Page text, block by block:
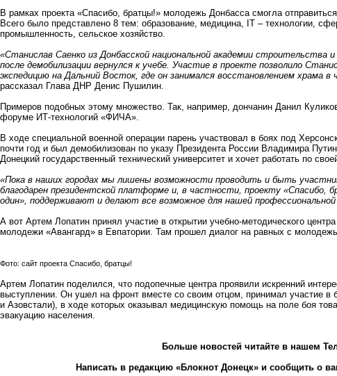
В рамках проекта «Спасибо, братцы!» молодежь Донбасса смогла
Всего было представлено 8 тем: образование, медицина, IT – технологии,
промышленность, сельское хозяйство.
«Станислав Саенко из Донбасской национальной академии строительства
после демобилизации вернулся к учебе. Участие в проекте позволило
экспедицию на Дальний Восток, где он занимался восстановлением
рассказал Глава ДНР Денис Пушилин.
Примеров подобных этому множество. Так, например, дончанин Данил
форуме ИТ-технологий «ФИЧА».
В ходе специальной военной операции парень участвовал в боях под
почти год и был демобилизован по указу Президента России Владимира
Донецкий государственный технический университет и хочет работать по
«Пока в наших городах мы лишены возможности проводить и быть
благодарен президентской платформе и, в частности, проекту
один», поддерживают и делают все возможное для нашей профессиональной
А вот Артем Лопатин принял участие в открытии учебно-методического
молодежи «Авангард» в Евпатории. Там прошел диалог на равных с
Фото: сайт проекта Спасибо, братцы!
Артем Лопатин поделился, что подопечные центра проявили искренний
выступлении. Он ушел на фронт вместе со своим отцом, принимал участие
и Азовстали), в ходе которых оказывал медицинскую помощь на поле боя
эвакуацию населения.
Больше новостейчитайте в нашем
Написать в редакцию «Блокнот Донецк» и сообщить о